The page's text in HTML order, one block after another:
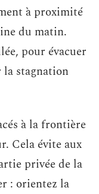
à proximité
du matin.
pour évacuer
stagnation
à la frontière
Cela évite aux
privée de la
: orientez la